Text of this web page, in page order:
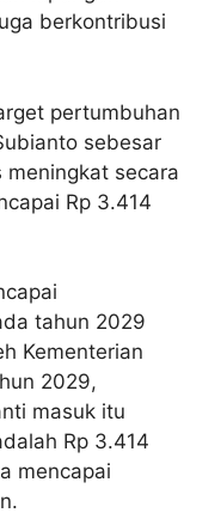
berkontribusi
pertumbuhan
sebesar
meningkat secara
Rp 3.414
tahun 2029
Kementerian
2029,
masuk itu
Rp 3.414
mencapai